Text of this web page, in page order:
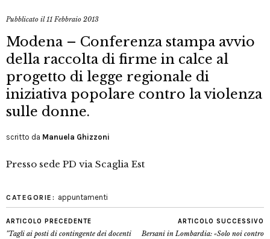
Pubblicato il11 Febbraio 2013
Modena – Conferenza stampa avvio
della raccolta di firme in calce al
progetto di legge regionale di
iniziativa popolare contro la violenza
sulle donne.
scritto da Manuela Ghizzoni
Presso sede PD via Scaglia Est
CATEGORIE: appuntamenti
ARTICOLO PRECEDENTE
"Tagli ai posti di contingente dei docenti
ARTICOLO SUCCESSIVO
Bersani in Lombardia: «Solo noi contro